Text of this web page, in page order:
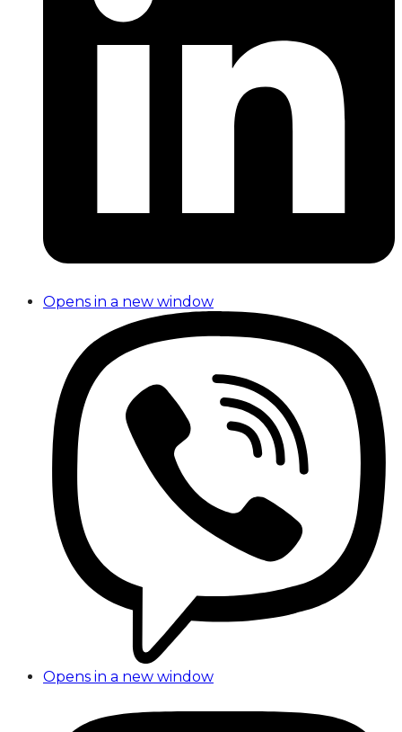
Opens in a new window
Opens in a new window